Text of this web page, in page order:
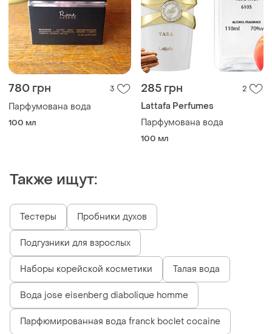
780 грн 3
Парфумована вода
100 мл
285 грн 2
Lattafa Perfumes
Парфумована вода
100 мл
Также ищут:
Тестеры Пробники духов
Подгузники для взрослых
Наборы корейской косметики Талая вода
Вода jose eisenberg diabolique homme
Парфюмированная вода franck boclet cocaine